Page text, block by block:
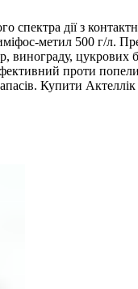
спектра дії з
метил 500 г/л.
винограду, цукрових
проти
Купити